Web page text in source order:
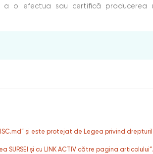
o efectua sau certifică producerea
și este protejat de Legea privind
și cu LINK ACTIV către pagina articolului”.